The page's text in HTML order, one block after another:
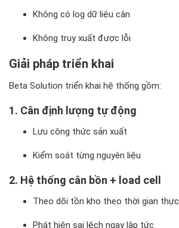
Không có log dữ liệu cân
Không truy xuất được lỗi
Giải pháp triển khai
Beta Solution triển khai hệ thống gồm:
1. Cân định lượng tự động
Lưu công thức sản xuất
Kiểm soát từng nguyên liệu
2. Hệ thống cân bồn + load cell
Theo dõi tồn kho theo thời gian thực
Phát hiện sai lệch ngay lập tức